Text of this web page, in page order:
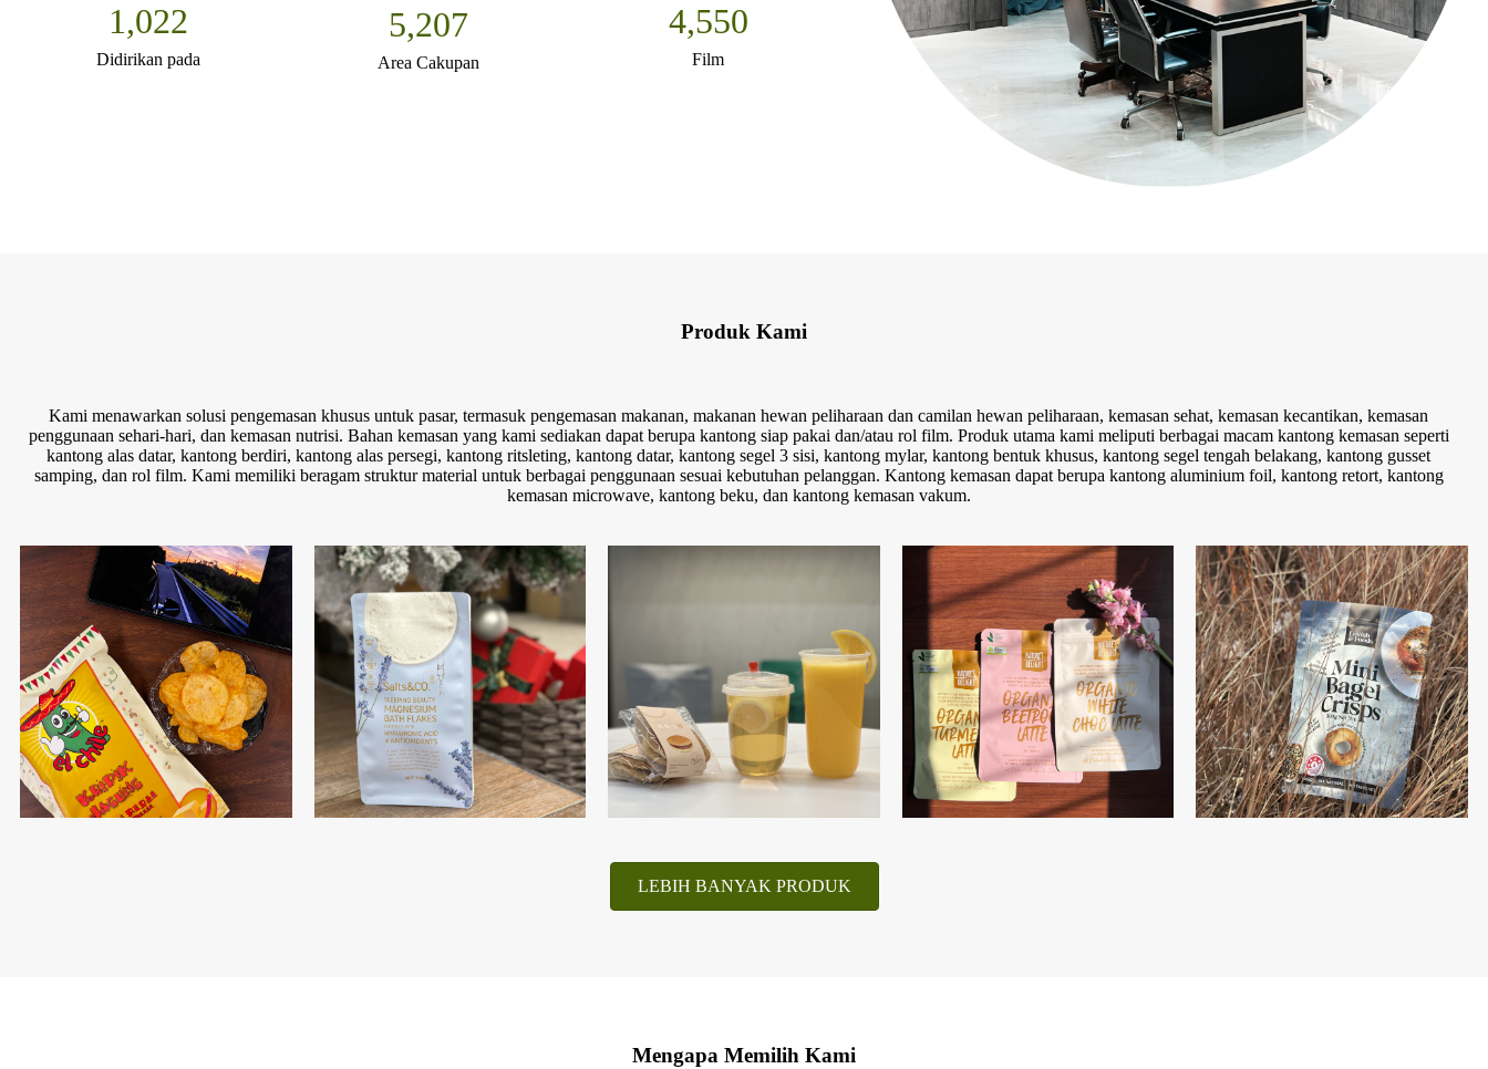
2,000
Didirikan pada
10,300
Area Cakupan
9,000
Film
Produk Kami
Kami menawarkan solusi pengemasan khusus untuk pasar, termasuk pengemasan makanan, makanan hewan peliharaan dan camilan hewan peliharaan, kemasan sehat, kemasan kecantikan, kemasan
penggunaan sehari-hari, dan kemasan nutrisi. Bahan kemasan yang kami sediakan dapat berupa kantong siap pakai dan/atau rol film. Produk utama kami meliputi berbagai macam kantong kemasan seperti
kantong alas datar, kantong berdiri, kantong alas persegi, kantong ritsleting, kantong datar, kantong segel 3 sisi, kantong mylar, kantong bentuk khusus, kantong segel tengah belakang, kantong gusset
samping, dan rol film. Kami memiliki beragam struktur material untuk berbagai penggunaan sesuai kebutuhan pelanggan. Kantong kemasan dapat berupa kantong aluminium foil, kantong retort, kantong
kemasan microwave, kantong beku, dan kantong kemasan vakum.
LEBIH BANYAK PRODUK
Mengapa Memilih Kami